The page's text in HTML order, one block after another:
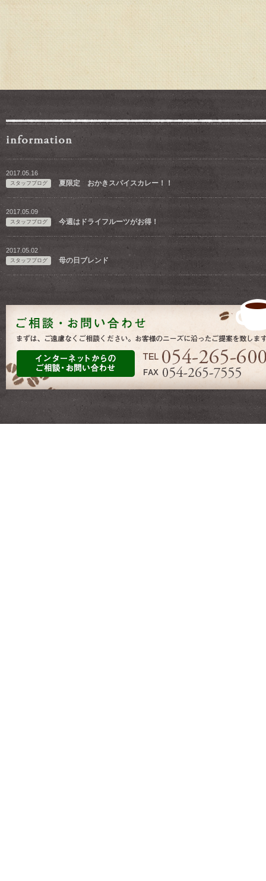
2017.05.16
スタッフブログ 夏限定 おかきスパイスカレー！！
2017.05.09
スタッフブログ 今週はドライフルーツがお得！
2017.05.02
スタッフブログ 母の日ブレンド